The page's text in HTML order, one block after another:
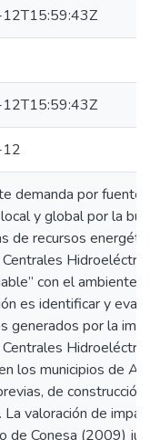
demanda por
y global por la
de recursos
con el
es identificar y
generados por la
los municipios de
de
valoración de
de Conesa (2009)